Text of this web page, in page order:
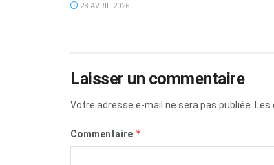
28 AVRIL 2026
Laisser un commentaire
Votre adresse e-mail ne sera pas publiée.
Commentaire *